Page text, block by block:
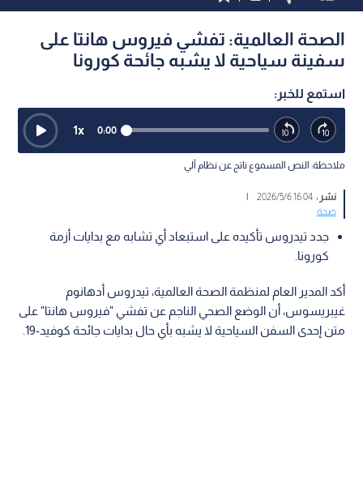
الصحة العالمية: تفشي فيروس هانتا على
سفينة سياحية لا يشبه جائحة كورونا
استمع للخبر:
0:00
1x
ملاحظة: النص المسموع ناتج عن نظام آلي
نشر :16:04 2026/5/6
|
صحة
جدد تيدروس تأكيده على استبعاد أي تشابه مع بدايات أزمة
كورونا.
أكد المدير العام لمنظمة الصحة العالمية، تيدروس أدهانوم
غيبريسوس، أن الوضع الصحي الناجم عن تفشي "فيروس هانتا" على
متن إحدى السفن السياحية لا يشبه بأي حال بدايات جائحة كوفيد-19.